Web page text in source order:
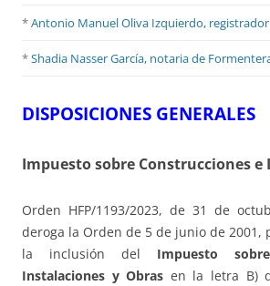
*Antonio Manuel Oliva Izquierdo, registrador
*Shadia Nasser García, notaria de
DISPOSICIONES GENERALES
Impuesto sobre Construcciones e
Orden HFP/1193/2023, de 31 de
deroga la Orden de 5 de junio de 2001,
la inclusión del Impuesto
Instalaciones y Obras en la letra B)